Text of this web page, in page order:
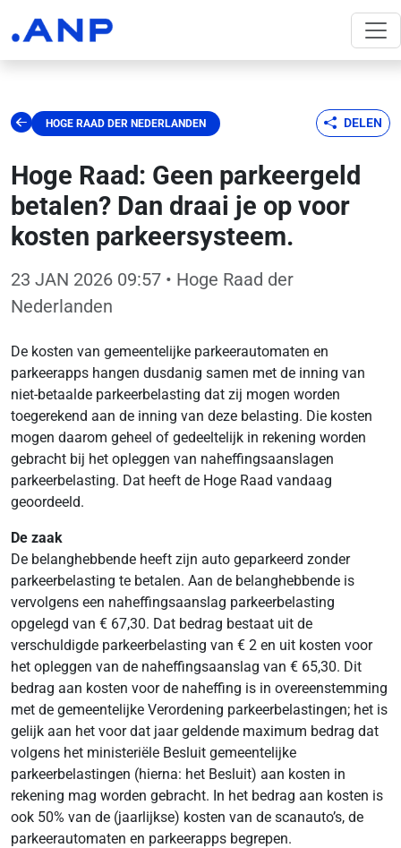
HOGE RAAD DER NEDERLANDEN DELEN
Hoge Raad: Geen parkeergeld
betalen? Dan draai je op voor
kosten parkeersysteem.
23 JAN 2026 09:57 • Hoge Raad der
Nederlanden
De kosten van gemeentelijke parkeerautomaten en
parkeerapps hangen dusdanig samen met de inning van
niet-betaalde parkeerbelasting dat zij mogen worden
toegerekend aan de inning van deze belasting. Die kosten
mogen daarom geheel of gedeeltelijk in rekening worden
gebracht bij het opleggen van naheffingsaanslagen
parkeerbelasting. Dat heeft de Hoge Raad vandaag
geoordeeld.
De zaak
De belanghebbende heeft zijn auto geparkeerd zonder
parkeerbelasting te betalen. Aan de belanghebbende is
vervolgens een naheffingsaanslag parkeerbelasting
opgelegd van € 67,30. Dat bedrag bestaat uit de
verschuldigde parkeerbelasting van € 2 en uit kosten voor
het opleggen van de naheffingsaanslag van € 65,30. Dit
bedrag aan kosten voor de naheffing is in overeenstemming
met de gemeentelijke Verordening parkeerbelastingen; het is
gelijk aan het voor dat jaar geldende maximum bedrag dat
volgens het ministeriële Besluit gemeentelijke
parkeerbelastingen (hierna: het Besluit) aan kosten in
rekening mag worden gebracht. In het bedrag aan kosten is
ook 50% van de (jaarlijkse) kosten van de scanauto’s, de
parkeerautomaten en parkeerapps begrepen.